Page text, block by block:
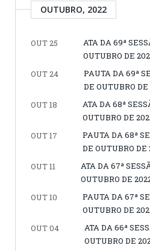
OUTUBRO, 2022
OUT 25
ATA DA 69ª
OUTUBRO DE
OUT 24
PAUTA DA 69ª
DE OUTUBRO
OUT 18
ATA DA 68ª
OUTUBRO DE
OUT 17
PAUTA DA 68ª
DE OUTUBRO DE
OUT 11
ATA DA 67ª
OUTUBRO DE
OUT 10
PAUTA DA 67ª
OUTUBRO DE
OUT 04
ATA DA 66ª
OUTUBRO DE